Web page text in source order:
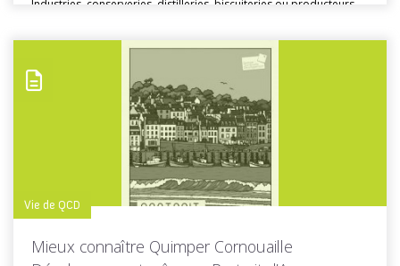
Industries, conserveries, distilleries, biscuiteries ou producteurs
Toutes les actus de cette rubrique
Vie de QCD
Mieux connaître Quimper Cornouaille